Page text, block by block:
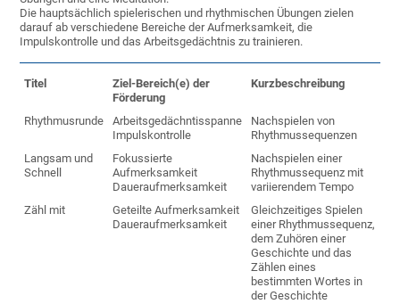
Die hauptsächlich spielerischen und rhythmischen Übungen zielen
darauf ab verschiedene Bereiche der Aufmerksamkeit, die
Impulskontrolle und das Arbeitsgedächtnis zu trainieren.
Titel
Ziel-Bereich(e) der
Förderung
Kurzbeschreibung
Rhythmusrunde
Arbeitsgedächntisspanne
Impulskontrolle
Nachspielen von
Rhythmussequenzen
Langsam und
Schnell
Fokussierte
Aufmerksamkeit
Daueraufmerksamkeit
Nachspielen einer
Rhythmussequenz mit
variierendem Tempo
Zähl mit
Geteilte Aufmerksamkeit
Daueraufmerksamkeit
Gleichzeitiges Spielen
einer Rhythmussequenz,
dem Zuhören einer
Geschichte und das
Zählen eines
bestimmten Wortes in
der Geschichte